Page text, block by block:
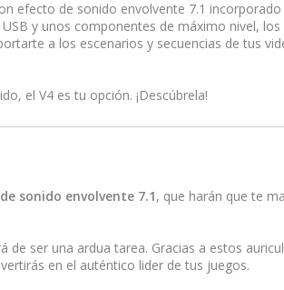
efecto de sonido envolvente 7.1
y unos componentes de máximo nivel, los
a los escenarios y secuencias de tus
el V4 es tu opción. ¡Descúbrela!
sonido envolvente 7.1, que harán que te
de ser una ardua tarea. Gracias a estos
en el auténtico lider de tus juegos.